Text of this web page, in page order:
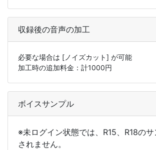
収録後の音声の加工
必要な場合は [ノイズカット] が可能
加工時の追加料金：計1000円
ボイスサンプル
※未ログイン状態では、R15、R18の
されません。